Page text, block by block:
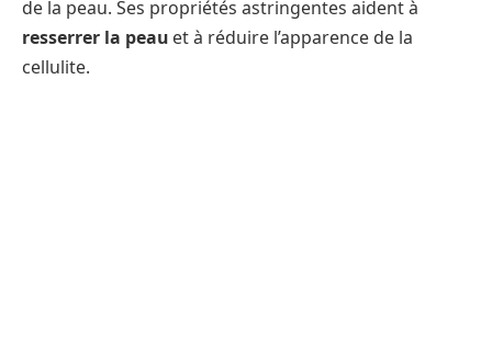
de la peau. Ses propriétés astringentes aident à
resserrer la peau et à réduire l’apparence de la
cellulite.